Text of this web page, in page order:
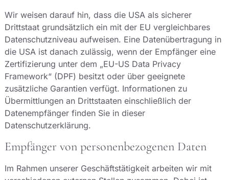
Wir weisen darauf hin, dass die USA als sicherer
Drittstaat grundsätzlich ein mit der EU vergleichbares
Datenschutzniveau aufweisen. Eine Datenübertragung in
die USA ist danach zulässig, wenn der Empfänger eine
Zertifizierung unter dem „EU-US Data Privacy
Framework“ (DPF) besitzt oder über geeignete
zusätzliche Garantien verfügt. Informationen zu
Übermittlungen an Drittstaaten einschließlich der
Datenempfänger finden Sie in dieser
Datenschutzerklärung.
Empfänger von personenbezogenen Daten
Im Rahmen unserer Geschäftstätigkeit arbeiten wir mit